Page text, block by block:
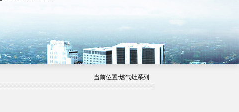
当前位置:燃气灶系列